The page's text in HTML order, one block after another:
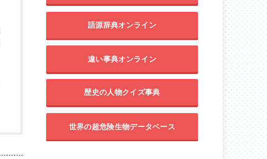
語源辞典オンライン
違い事典オンライン
歴史の人物クイズ事典
世界の超危険生物データベース